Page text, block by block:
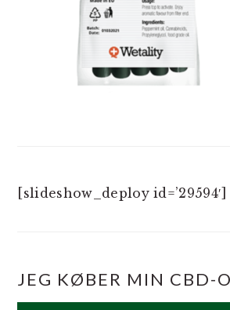
[slideshow_deploy id=’29594′]
JEG KØBER MIN CBD-